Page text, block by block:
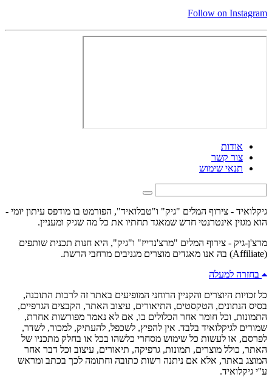
Follow on Instagram
אודות
צור קשר
תנאי שימוש
גיקלואיד - צירוף המלים "גיק" ו"טבלואיד", הפורמט בו מודפס עיתון יומי -
הוא מגזין אינטרנטי חדש שמאגד תחתיו את כל מה שגיק ומעניין.
מרצ'ן-גיק - צירוף המלים "מרצ'נדייז" ו"גיק", היא חנות תכנית שותפים
(Affiliate) בה אנו מאגדים מוצרים מגניבים מרחבי הרשת.
בחזרה למעלה
כל זכויות היוצרים והקניין הרוחני המופיעים באתר זה לרבות התוכנה,
בסיס הנתונים, הטקסטים, התיאורים, עיצוב האתר, הקבצים הגרפיים,
התמונות, וכל חומר אחר הכלולים בו, אם לא נאמר מפורשות אחרת,
שמורים לגיקלואיד בלבד. אין להפיץ, לשכפל, להעתיק, למכור, לשדר,
לפרסם, או לעשות כל שימוש מסחרי כלשהו בכל או בחלק מתכניו של
האתר, כולל מוצרים, תמונות, גרפיקה, תיאורים, עיצוב וכל דבר אחר
המוצג באתר, אלא אם ניתנה רשות כתובה וחתומה לכך בכתב ומראש
ע''י גיקלואיד.